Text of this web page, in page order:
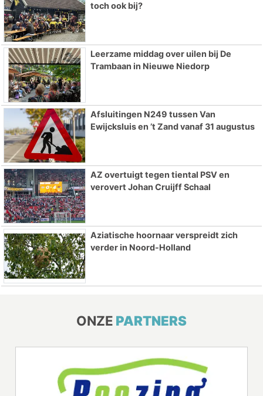
toch ook bij?
Leerzame middag over uilen bij De
Trambaan in Nieuwe Niedorp
Afsluitingen N249 tussen Van
Ewijcksluis en ’t Zand vanaf 31 augustus
AZ overtuigt tegen tiental PSV en
verovert Johan Cruijff Schaal
Aziatische hoornaar verspreidt zich
verder in Noord-Holland
ONZE PARTNERS